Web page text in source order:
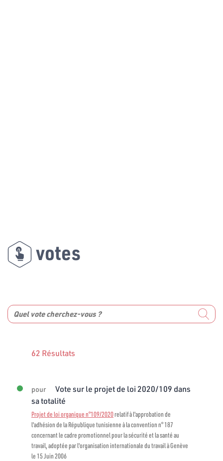
votes
62 Résultats
pour
Vote sur le projet de loi 2020/109 dans
sa totalité
Projet de loi organique n°109/2020relatif à l'approbation de
l'adhésion de la République tunisienne à la convention n° 187
concernant le cadre promotionnel pour la sécurité et la santé au
travail, adoptée par l'organisation internationale du travail à Genève
le 15 Juin 2006